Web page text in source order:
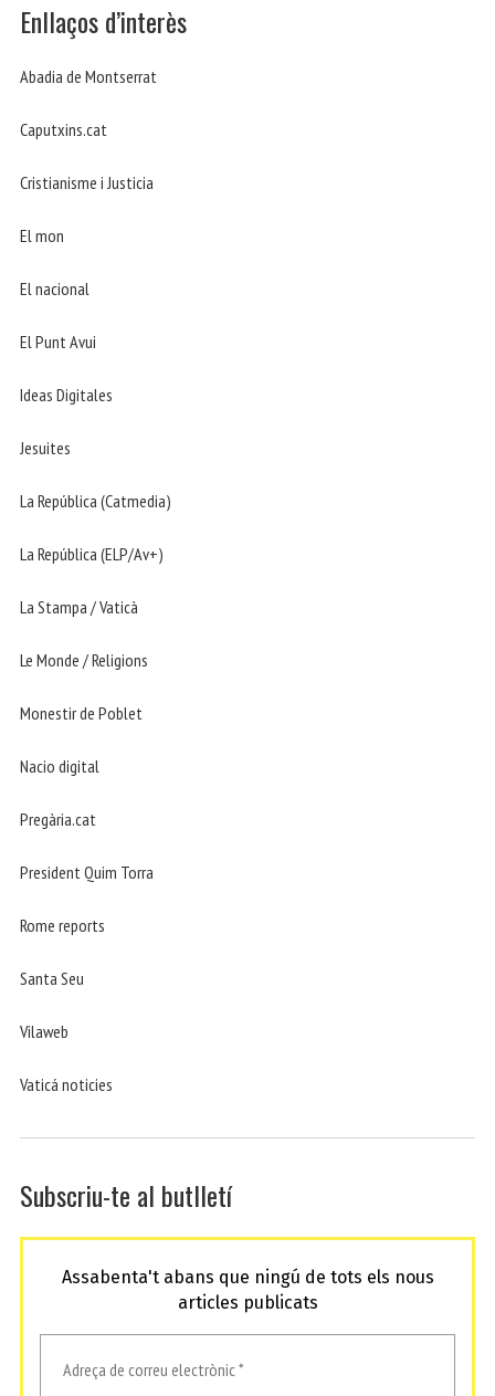
Enllaços d’interès
Abadia de Montserrat
Caputxins.cat
Cristianisme i Justicia
El mon
El nacional
El Punt Avui
Ideas Digitales
Jesuites
La República (Catmedia)
La República (ELP/Av+)
La Stampa / Vaticà
Le Monde / Religions
Monestir de Poblet
Nacio digital
Pregària.cat
President Quim Torra
Rome reports
Santa Seu
Vilaweb
Vaticá noticies
Subscriu-te al butlletí
Assabenta't abans que ningú de tots els nous
articles publicats